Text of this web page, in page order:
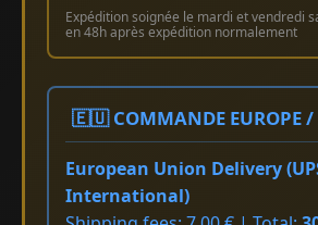
Expédition soignée le mardi et vendredi
en 48h après expédition normalement
🇪🇺 COMMANDE EUROPE
European Union Delivery
International)